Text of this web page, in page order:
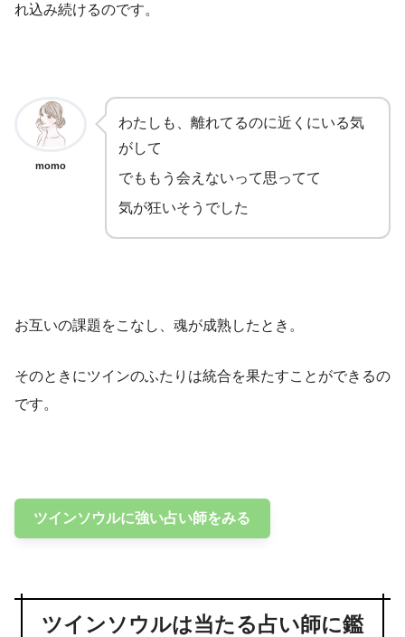
れ込み続けるのです。
momo
わたしも、離れてるのに近くにいる気
がして
でももう会えないって思ってて
気が狂いそうでした
お互いの課題をこなし、魂が成熟したとき。
そのときにツインのふたりは統合を果たすことができるの
です。
ツインソウルに強い占い師をみる
ツインソウルは当たる占い師に鑑